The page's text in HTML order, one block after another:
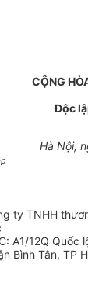
CỘNG
Độc
Hà Nội,
ty TNHH
A1/12Q Quốc
Bình Tân, TP